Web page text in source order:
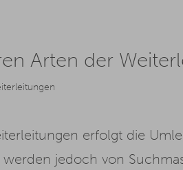
Arten der
erfolgt die
jedoch von